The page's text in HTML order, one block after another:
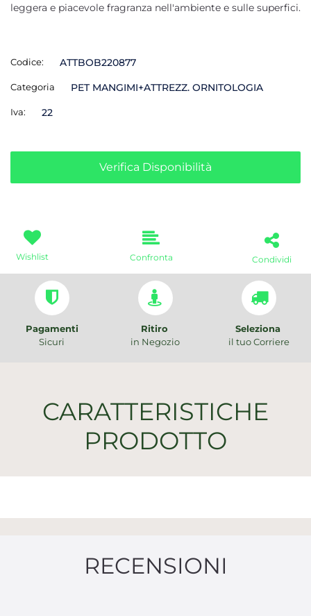
leggera e piacevole fragranza nell'ambiente e sulle superfici.
Codice: ATTBOB220877
Categoria PET MANGIMI+ATTREZZ. ORNITOLOGIA
Iva: 22
Verifica Disponibilità
Wishlist Confronta Condividi
Pagamenti
Sicuri
Ritiro
in Negozio
Seleziona
il tuo Corriere
CARATTERISTICHE
PRODOTTO
RECENSIONI